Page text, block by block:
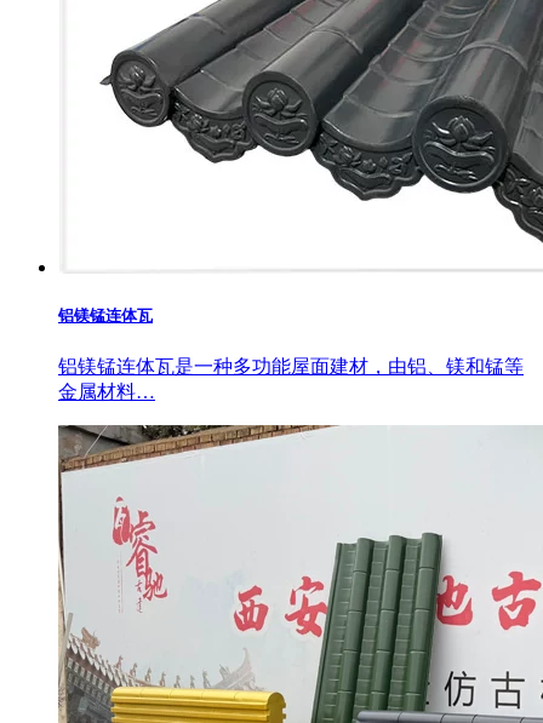
铝镁锰连体瓦
铝镁锰连体瓦是一种多功能屋面建材，由铝、镁和锰等
金属材料…